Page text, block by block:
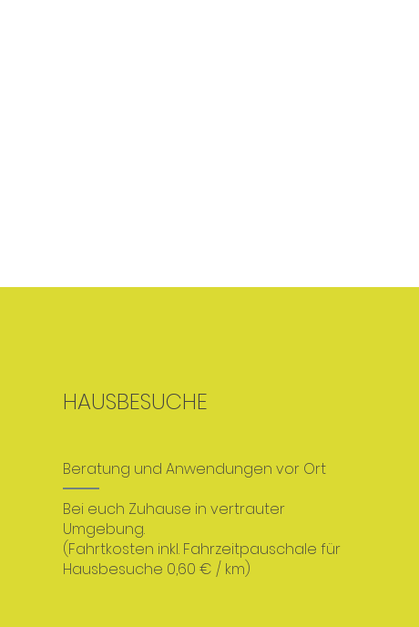
HAUSBESUCHE
Beratung und Anwendungen vor Ort
​Bei euch Zuhause in vertrauter
Umgebung.​​
(Fahrtkosten inkl. Fahrzeitpauschale für
Hausbesuche 0,60 € / km)